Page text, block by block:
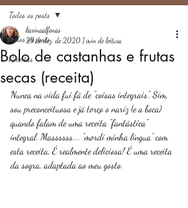
Todos os posts
Receitas
Todos os posts
Bolo de castanhas e frutas
secas (receita)
karinaalfenas
29 de dez. de 2020 1 min de leitura
Nunca na vida fui fã de "coisas integrais". Sim,
sou preconceituosa e já torço o nariz (e a boca)
quando falam de uma receita "fantástica"
integral. Massssss.... "mordi minha língua" com
esta receita, É realmente deliciosa! É uma receita
da sogra, adaptada ao meu gosto.